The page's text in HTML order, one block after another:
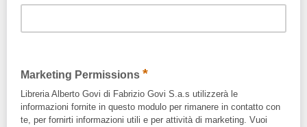
Marketing Permissions *
Libreria Alberto Govi di Fabrizio Govi S.a.s utilizzerà le
informazioni fornite in questo modulo per rimanere in contatto con
te, per fornirti informazioni utili e per attività di marketing. Vuoi